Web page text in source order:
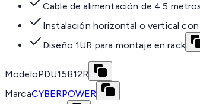
Cable de alimentación de 4.5
Instalación horizontal o vertical
Diseño 1UR para montaje en rack
ModeloPDU15B12R
MarcaCYBERPOWER